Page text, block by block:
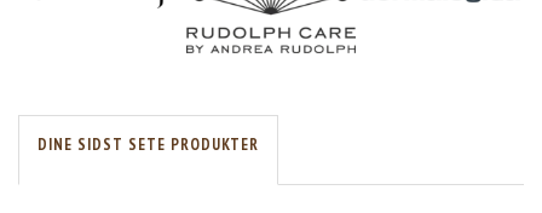
DINE SIDST SETE PRODUKTER